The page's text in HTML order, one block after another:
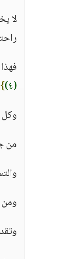
لا
(٤) }
وكل
من
ومن